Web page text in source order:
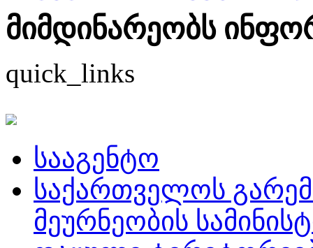
მიმდინარეობს
quick_links
სააგენტო
საქართველოს
მეურნეობის